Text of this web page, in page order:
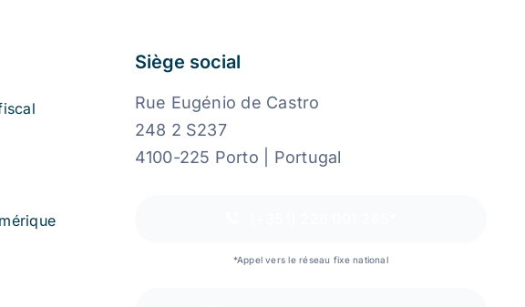
Siège social
Rue Eugénio de Castro
248 2 S237
4100-225 Porto | Portugal
*Appel vers le réseau fixe national